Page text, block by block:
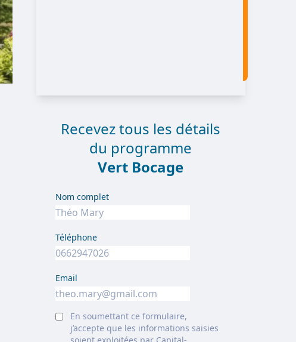
Recevez tous les détails
du programme
Vert Bocage
Nom complet
Téléphone
Email
En soumettant ce formulaire,
j’accepte que les informations saisies